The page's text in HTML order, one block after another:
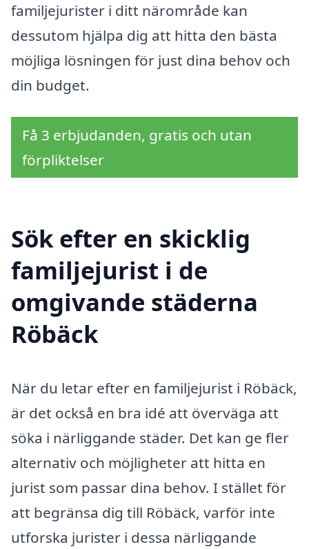
familjejurister i ditt närområde kan
dessutom hjälpa dig att hitta den bästa
möjliga lösningen för just dina behov och
din budget.
Få 3 erbjudanden, gratis och utan
förpliktelser
Sök efter en skicklig
familjejurist i de
omgivande städerna
Röbäck
När du letar efter en familjejurist i Röbäck,
är det också en bra idé att överväga att
söka i närliggande städer. Det kan ge fler
alternativ och möjligheter att hitta en
jurist som passar dina behov. I stället för
att begränsa dig till Röbäck, varför inte
utforska jurister i dessa närliggande